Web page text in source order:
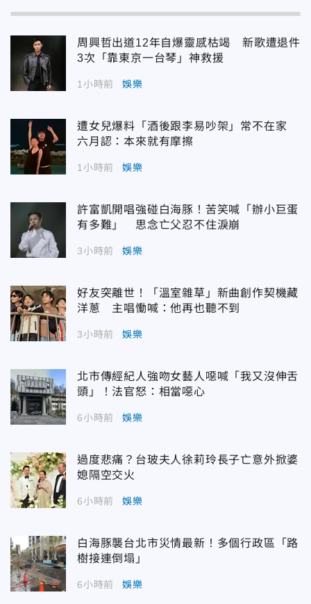
周興哲出道12年自爆靈感枯竭 新歌遭退件
3次「靠東京一台琴」神救援
1小時前 娛樂
遭女兒爆料「酒後跟李易吵架」常不在家
六月認：本來就有摩擦
1小時前 娛樂
許富凱開唱強碰白海豚！苦笑喊「辦小巨蛋
有多難」 思念亡父忍不住淚崩
3小時前 娛樂
好友突離世！「溫室雜草」新曲創作契機藏
洋蔥 主唱慟喊：他再也聽不到
3小時前 娛樂
北市傳經紀人強吻女藝人噁喊「我又沒伸舌
頭」！法官怒：相當噁心
6小時前 娛樂
過度悲痛？台玻夫人徐莉玲長子亡意外掀婆
媳隔空交火
6小時前 娛樂
白海豚襲台北市災情最新！多個行政區「路
樹接連倒塌」
6小時前 娛樂